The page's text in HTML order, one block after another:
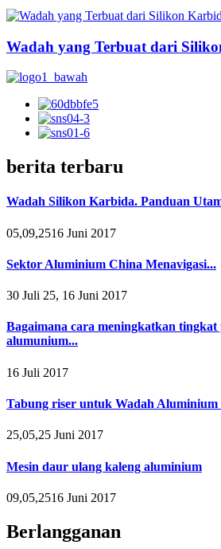
Wadah yang Terbuat dari
berita terbaru
Wadah Silikon Karbida. Panduan
05,09,2516 Juni 2017
Sektor Aluminium China Menavigasi...
30 Juli 25, 16 Juni 2017
Bagaimana cara meningkatkan tingkat
alumunium...
16 Juli 2017
Tabung riser untuk Wadah Aluminium
25,05,25 Juni 2017
Mesin daur ulang kaleng aluminium
09,05,2516 Juni 2017
Berlangganan